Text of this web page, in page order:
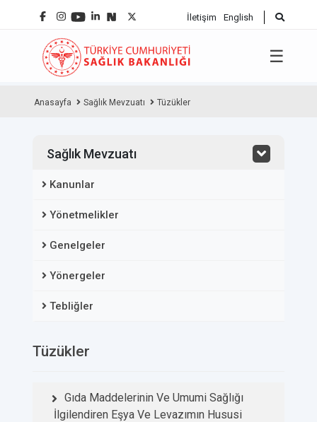
İletişim English
☰
Anasayfa Sağlık Mevzuatı Tüzükler
Sağlık Mevzuatı
Kanunlar
Yönetmelikler
Genelgeler
Yönergeler
Tebliğler
Tüzükler
Gıda Maddelerinin Ve Umumi Sağlığı
İlgilendiren Eşya Ve Levazımın Hususi